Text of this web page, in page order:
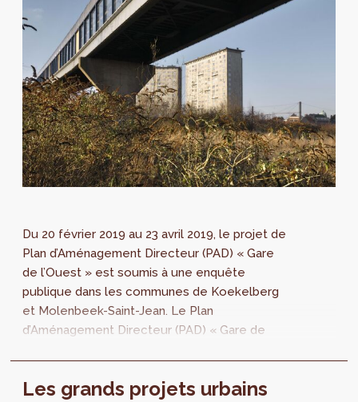
Du 20 février 2019 au 23 avril 2019, le projet de
Plan d’Aménagement Directeur (PAD) « Gare
de l’Ouest » est soumis à une enquête
publique dans les communes de Koekelberg
et Molenbeek-Saint-Jean. Le Plan
d’Aménagement Directeur (PAD) « Gare de
Les grands projets urbains